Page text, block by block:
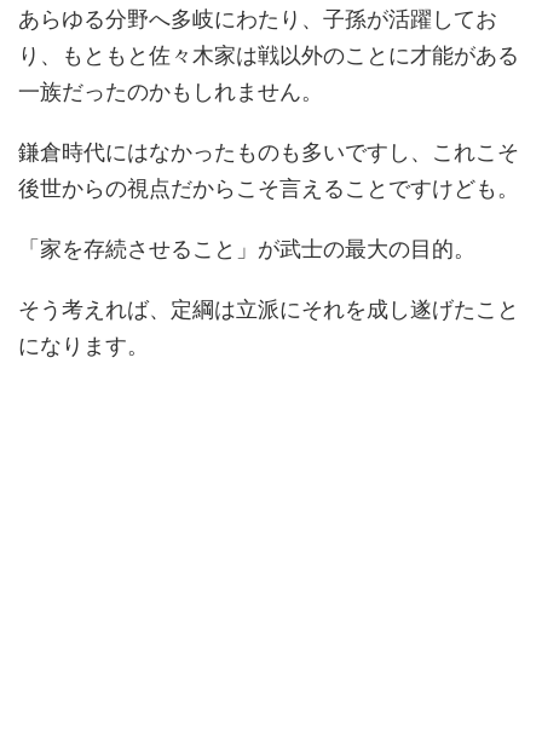
あらゆる分野へ多岐にわたり、子孫が活躍してお
り、もともと佐々木家は戦以外のことに才能がある
一族だったのかもしれません。
鎌倉時代にはなかったものも多いですし、これこそ
後世からの視点だからこそ言えることですけども。
「家を存続させること」が武士の最大の目的。
そう考えれば、定綱は立派にそれを成し遂げたこと
になります。